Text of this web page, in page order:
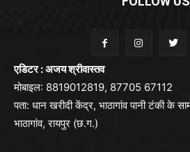
एडिटर : अजय श्रीवास्तव
मोबाइल: 8819012819, 87705 67112
पता: धान खरीदी केंद्र, भाठागांव पानी टंकी के
भाठागांव, रायपुर (छ.ग.)